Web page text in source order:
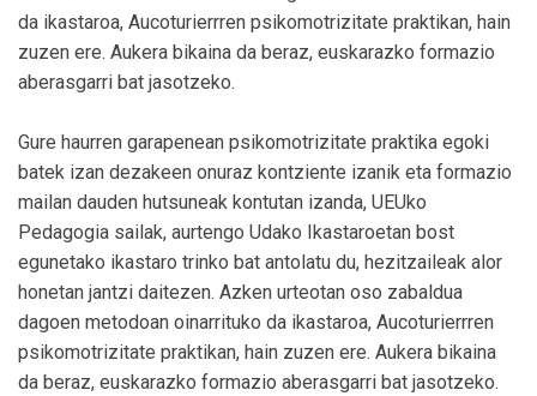
da ikastaroa, Aucoturierrren psikomotrizitate praktikan, hain
zuzen ere. Aukera bikaina da beraz, euskarazko formazio
aberasgarri bat jasotzeko.
Gure haurren garapenean psikomotrizitate praktika egoki
batek izan dezakeen onuraz kontziente izanik eta formazio
mailan dauden hutsuneak kontutan izanda, UEUko
Pedagogia sailak, aurtengo Udako Ikastaroetan bost
egunetako ikastaro trinko bat antolatu du, hezitzaileak alor
honetan jantzi daitezen. Azken urteotan oso zabaldua
dagoen metodoan oinarrituko da ikastaroa, Aucoturierrren
psikomotrizitate praktikan, hain zuzen ere. Aukera bikaina
da beraz, euskarazko formazio aberasgarri bat jasotzeko.